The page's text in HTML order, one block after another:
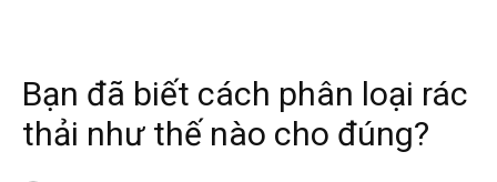
Bạn đã biết cách phân loại rác
thải như thế nào cho đúng?